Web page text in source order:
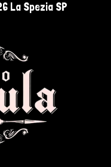
La Spezia SP